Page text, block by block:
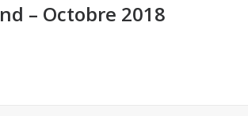
– Octobre 2018